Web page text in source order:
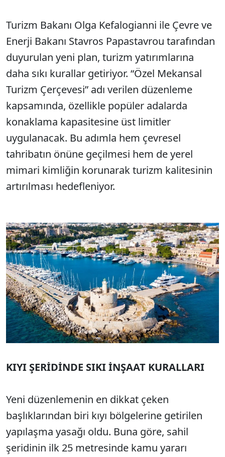
Turizm Bakanı Olga Kefalogianni ile Çevre ve
Enerji Bakanı Stavros Papastavrou tarafından
duyurulan yeni plan, turizm yatırımlarına
daha sıkı kurallar getiriyor. “Özel Mekansal
Turizm Çerçevesi” adı verilen düzenleme
kapsamında, özellikle popüler adalarda
konaklama kapasitesine üst limitler
uygulanacak. Bu adımla hem çevresel
tahribatın önüne geçilmesi hem de yerel
mimari kimliğin korunarak turizm kalitesinin
artırılması hedefleniyor.
KIYI ŞERİDİNDE SIKI İNŞAAT KURALLARI
Yeni düzenlemenin en dikkat çeken
başlıklarından biri kıyı bölgelerine getirilen
yapılaşma yasağı oldu. Buna göre, sahil
şeridinin ilk 25 metresinde kamu yararı